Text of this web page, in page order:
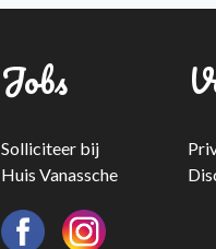
Jobs
Solliciteer bij
Huis Vanassche